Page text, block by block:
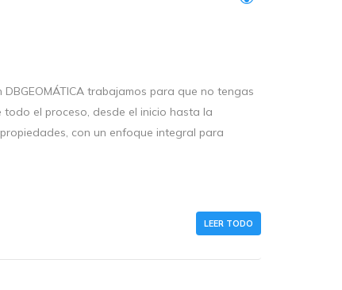
trabajamos para que no tengas
el proceso, desde el inicio hasta la
con un enfoque integral para
LEER TODO